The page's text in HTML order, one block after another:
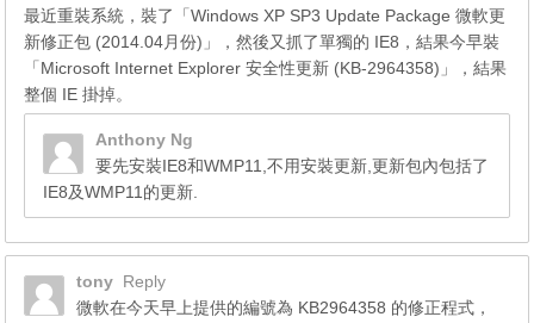
最近重裝系統，裝了「Windows XP SP3 Update Package 微軟更
新修正包 (2014.04月份)」，然後又抓了單獨的 IE8，結果今早裝
「Microsoft Internet Explorer 安全性更新 (KB-2964358)」，結果
整個 IE 掛掉。
Anthony Ng
要先安裝IE8和WMP11,不用安裝更新,更新包內包括了
IE8及WMP11的更新.
tony Reply
微軟在今天早上提供的編號為 KB2964358 的修正程式，